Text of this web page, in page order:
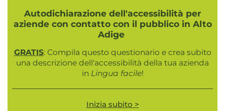
Autodichiarazione dell'accessibilità per
aziende con contatto con il pubblico in Alto
Adige
GRATIS: Compila questo questionario e crea subito
una descrizione dell'accessibilità della tua azienda
in Lingua facile!
Inizia subito >